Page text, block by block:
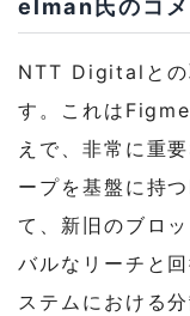
elman氏のコメ
NTT Digitalとの
す。これは
えで、非常に重
ープを基盤に持
て、新旧のブロ
バルなリーチと
ステムにおける